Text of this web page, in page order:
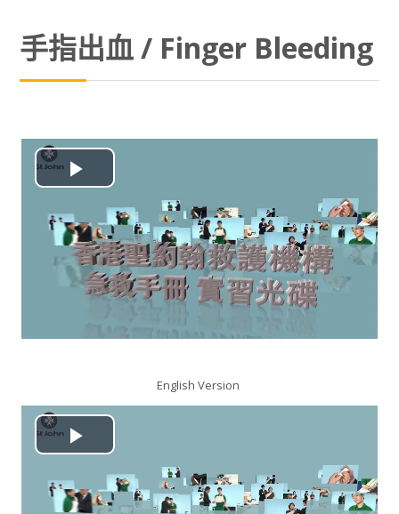
Contact us 聯絡我們
常見問題
尋
課
程
送
出
手指出血 / Finger Bleeding
播
放
视
频
English Version
播
放